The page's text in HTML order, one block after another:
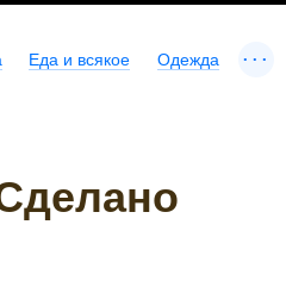
Еда и всякое Одежда ...